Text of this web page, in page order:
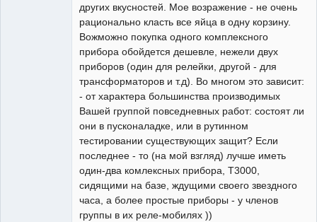
других вкусностей. Мое возражение - не очень
рационально класть все яйца в одну корзину.
Вожможно покупка одного комплексного
прибора обойдется дешевле, нежели двух
приборов (один для релейки, другой - для
трансформаторов и т.д). Во многом это зависит:
- от характера большинства производимых
Вашей группой повседневных работ: состоят ли
они в пусконаладке, или в рутинном
тестировании существующих защит? Если
последнее - то (на мой взгляд) лучше иметь
один-два комлексных прибора, T3000,
сидящими на базе, ждущими своего звездного
часа, а более простые приборы - у членов
группы в их реле-мобилях ))